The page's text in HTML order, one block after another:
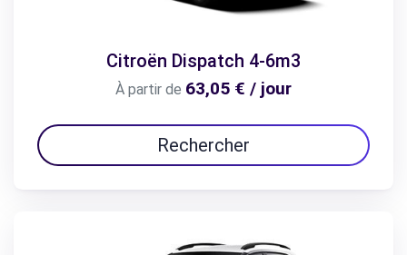
Citroën Dispatch 4-6m3
À partir de 63,05 € / jour
Rechercher